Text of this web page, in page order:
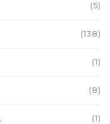
(5)
(138)
(1)
(8)
(1)